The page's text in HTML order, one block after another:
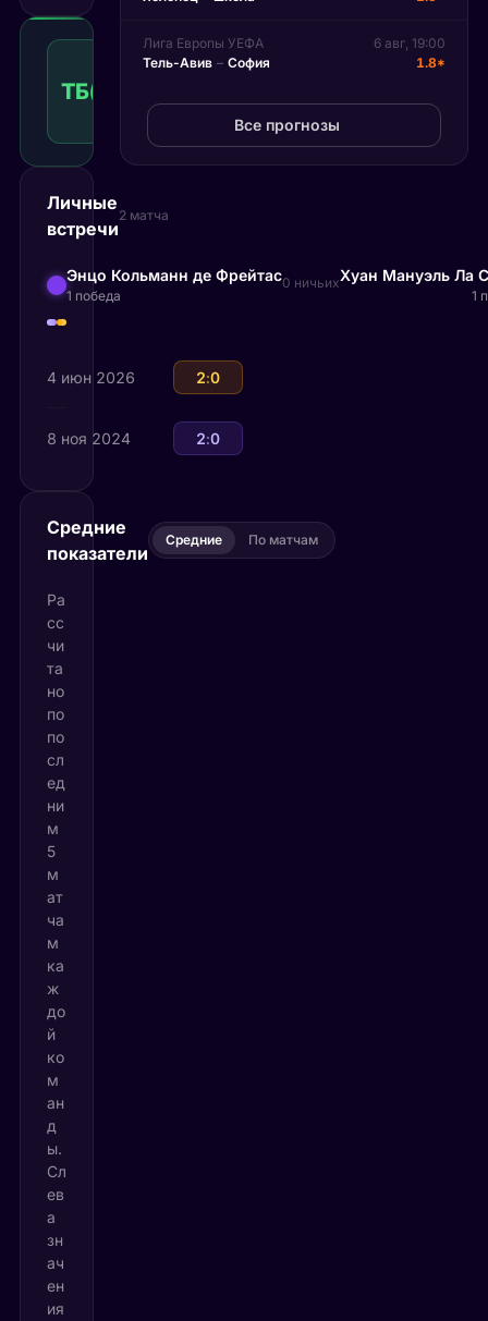
ТБ(19.00)
Тотал
больше
Личные
встречи
2 матча
Энцо Кольманн де Фрейтас
1 победа
0 ничьихХуан Мануэль Ла
1
4 июн 2026 Хуан Мануэль Ла Серна
2:0
8 ноя 2024 Энцо Кольманн де Фрейтас
2:0
Средние
показатели
Средние По матчам
Ра
сс
чи
та
но
по
по
сл
ед
ни
м
5
м
ат
ча
м
ка
ж
до
й
ко
м
ан
д
ы.
Сл
ев
а
зн
ач
ен
ия
Лига Европы УЕФА
6 авг, 19:00
Тель-Авив – София 1.8*
Все прогнозы